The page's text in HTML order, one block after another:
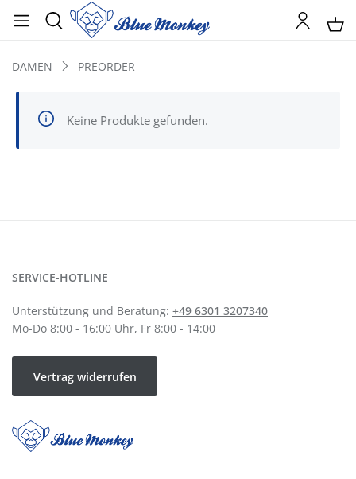
DAMEN PREORDER
Keine Produkte gefunden.
SERVICE-HOTLINE
Unterstützung und Beratung: +49 6301 3207340
Mo-Do 8:00 - 16:00 Uhr, Fr 8:00 - 14:00
Vertrag widerrufen